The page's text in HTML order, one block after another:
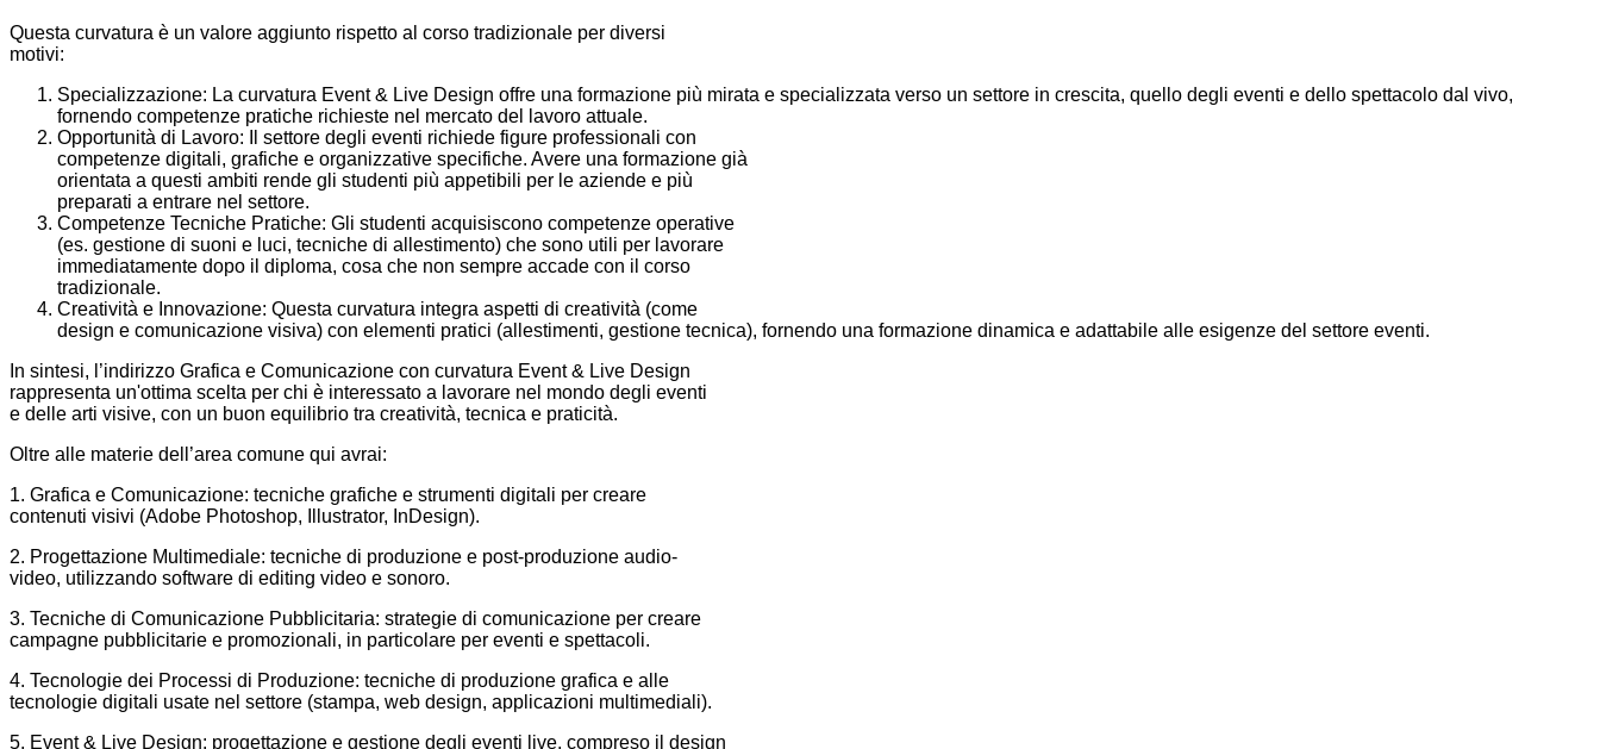
Questa curvatura è un valore aggiunto rispetto al corso tradizionale per diversi
motivi:
Specializzazione: La curvatura Event & Live Design offre una formazione più mirata e specializzata verso un settore in crescita, quello degli eventi e dello spettacolo dal vivo,
fornendo competenze pratiche richieste nel mercato del lavoro attuale.
Opportunità di Lavoro: Il settore degli eventi richiede figure professionali con
competenze digitali, grafiche e organizzative specifiche. Avere una formazione già
orientata a questi ambiti rende gli studenti più appetibili per le aziende e più
preparati a entrare nel settore.
Competenze Tecniche Pratiche: Gli studenti acquisiscono competenze operative
(es. gestione di suoni e luci, tecniche di allestimento) che sono utili per lavorare
immediatamente dopo il diploma, cosa che non sempre accade con il corso
tradizionale.
Creatività e Innovazione: Questa curvatura integra aspetti di creatività (come
design e comunicazione visiva) con elementi pratici (allestimenti, gestione tecnica), fornendo una formazione dinamica e adattabile alle esigenze del settore eventi.
In sintesi, l’indirizzo Grafica e Comunicazione con curvatura Event & Live Design
rappresenta un'ottima scelta per chi è interessato a lavorare nel mondo degli eventi
e delle arti visive, con un buon equilibrio tra creatività, tecnica e praticità.
Oltre alle materie dell’area comune qui avrai:
1. Grafica e Comunicazione: tecniche grafiche e strumenti digitali per creare
contenuti visivi (Adobe Photoshop, Illustrator, InDesign).
2. Progettazione Multimediale: tecniche di produzione e post-produzione audio-
video, utilizzando software di editing video e sonoro.
3. Tecniche di Comunicazione Pubblicitaria: strategie di comunicazione per creare
campagne pubblicitarie e promozionali, in particolare per eventi e spettacoli.
4. Tecnologie dei Processi di Produzione: tecniche di produzione grafica e alle
tecnologie digitali usate nel settore (stampa, web design, applicazioni multimediali).
5. Event & Live Design: progettazione e gestione degli eventi live, compreso il design